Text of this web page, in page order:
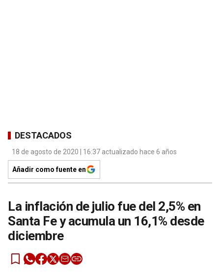
DESTACADOS
18 de agosto de 2020 | 16:37 actualizado hace 6 años
Añadir como fuente en
La inflación de julio fue del 2,5% en
Santa Fe y acumula un 16,1% desde
diciembre